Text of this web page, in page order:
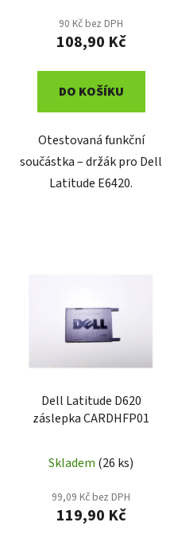
90 Kč bez DPH
108,90 Kč
DO KOŠÍKU
Otestovaná funkční
součástka – držák pro Dell
Latitude E6420.
Dell Latitude D620
záslepka CARDHFP01
Skladem (26 ks)
99,09 Kč bez DPH
119,90 Kč